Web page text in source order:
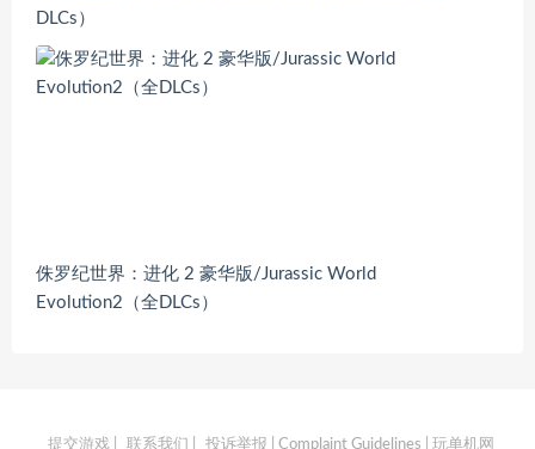
DLCs）
侏罗纪世界：进化 2 豪华版/Jurassic World
Evolution2（全DLCs）
提交游戏| 联系我们 投诉举报 | Complaint Guidelines | 玩单机网